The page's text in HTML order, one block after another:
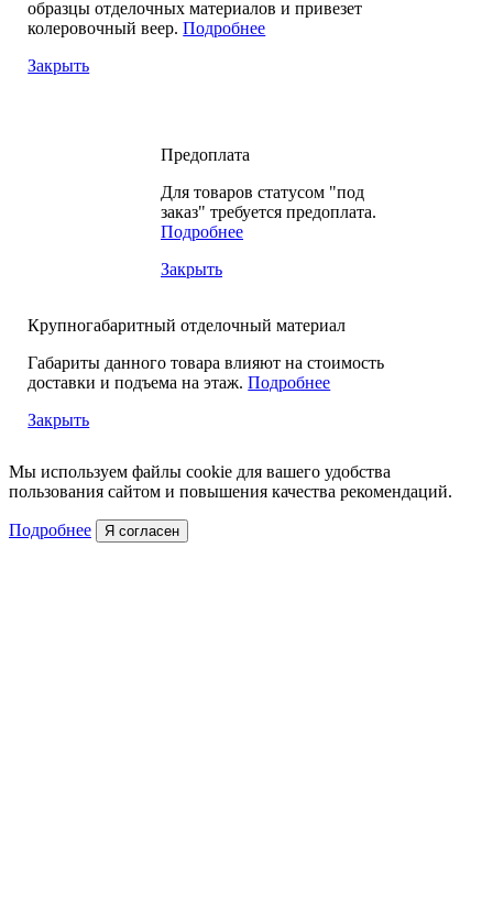
образцы отделочных материалов и привезет
колеровочный веер.Подробнее
Закрыть
Предоплата
Для товаров статусом "под
заказ" требуется предоплата.
Подробнее
Закрыть
Крупногабаритный отделочный материал
Габариты данного товара влияют на стоимость
доставки и подъема на этаж.Подробнее
Закрыть
Мы используем файлы cookie для вашего удобства
пользования сайтом и повышения качества рекомендаций.
Подробнее Я согласен